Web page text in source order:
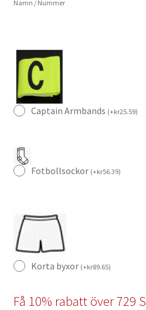
set
Rafael
Leao
10
mängd
Namn / Nummer
Captain Armbands (+kr25.59)
Fotbollsockor (+kr56.39)
Korta byxor (+kr89.65)
Få 10% rabatt över 729